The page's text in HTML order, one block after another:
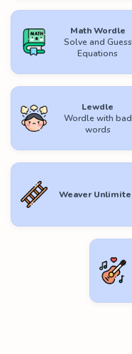
Math Wordle
Solve and Guess
Equations
Lewdle
Wordle with bad
words
Weaver